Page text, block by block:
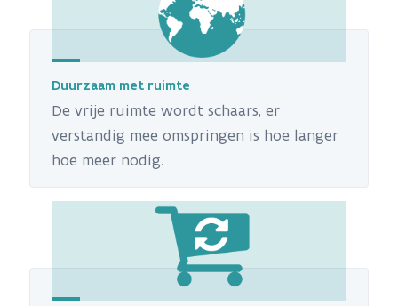
Duurzaam met ruimte
De vrije ruimte wordt schaars, er
verstandig mee omspringen is hoe langer
hoe meer nodig.